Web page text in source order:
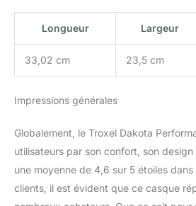
Longueur Largeur
33,02 cm 23,5 cm
Impressions générales
Globalement, le Troxel Dakota
utilisateurs par son confort, son
une moyenne de 4,6 sur 5 étoiles
clients, il est évident que ce casque